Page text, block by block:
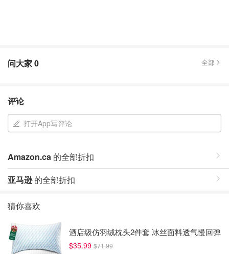
问大家0 全部
评论
打开App写评论
Amazon.ca 的全部折扣
亚马逊的全部折扣
猜你喜欢
酒店级仿羽绒枕头2件套 冰丝面料透气慢回弹
$35.99 $71.99